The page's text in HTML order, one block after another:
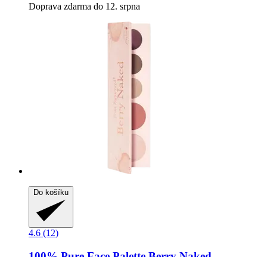
Doprava zdarma do 12. srpna
Do košíku
4.6 (12)